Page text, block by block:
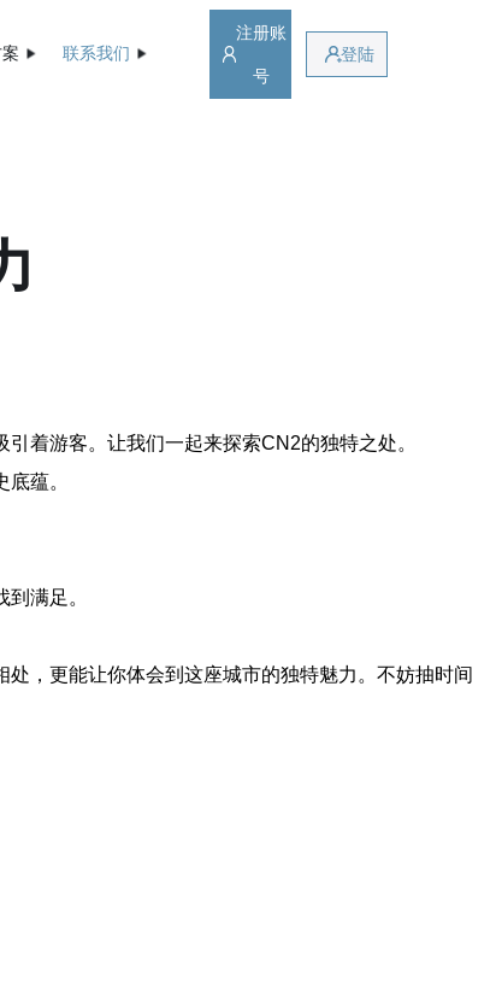
联系我们
注册账
号
登陆
着游客。让我们一起来探索CN2的独特之处。
蕴。
满足。
，更能让你体会到这座城市的独特魅力。不妨抽时间